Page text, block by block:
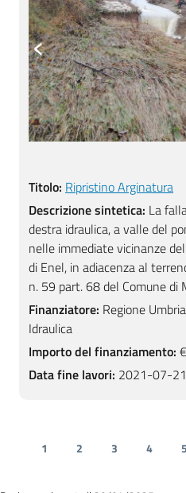
‹
Titolo: Ripristino Arginatura
Descrizione sintetica: La
destra idraulica, a valle del
nelle immediate vicinanze
di Enel, in adiacenza al
n. 59 part. 68 del Comune di
Finanziatore: Regione
Idraulica
Importo del finanziamento:
Data fine lavori: 2021-07-21
1 2 3 4 5